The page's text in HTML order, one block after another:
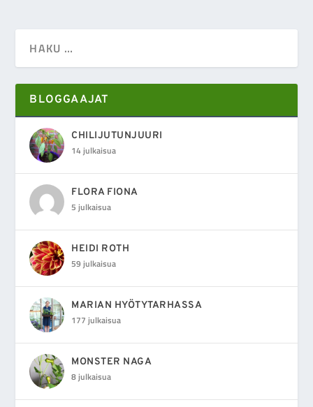
BLOGGAAJAT
CHILIJUTUNJUURI
14 julkaisua
FLORA FIONA
5 julkaisua
HEIDI ROTH
59 julkaisua
MARIAN HYÖTYTARHASSA
177 julkaisua
MONSTER NAGA
8 julkaisua